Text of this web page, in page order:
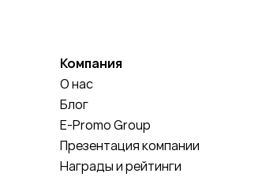
Компания
О нас
Блог
E-Promo Group
Презентация компании
Награды и рейтинги